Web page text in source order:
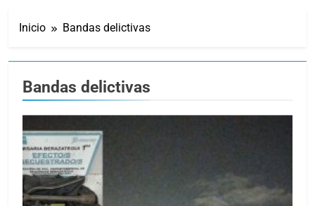
Inicio Bandas delictivas
Bandas delictivas